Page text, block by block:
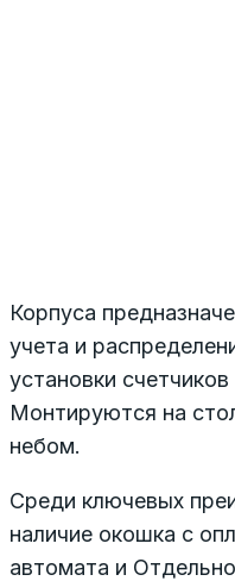
Корпуса
учета и
установки
Монтируются на
небом.
Среди ключевых
наличие окошка с
автомата и